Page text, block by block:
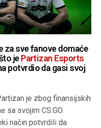
za sve fanove domaće
jePartizan Esports
potvrdio da gasi svoj
je zbog finansijskih
sa svojim CS:GO
način potvrdili da